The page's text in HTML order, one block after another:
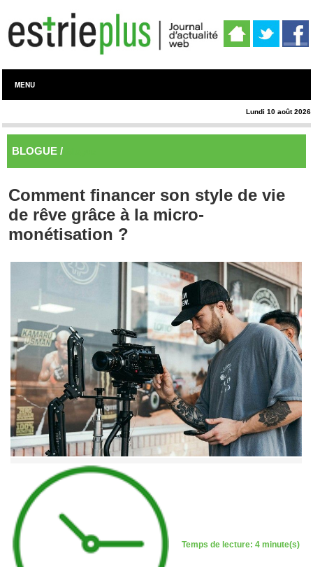
MENU
Lundi 10 août 2026
BLOGUE /
Comment financer son style de vie
de rêve grâce à la micro-
monétisation ?
Temps de lecture: 4 minute(s)